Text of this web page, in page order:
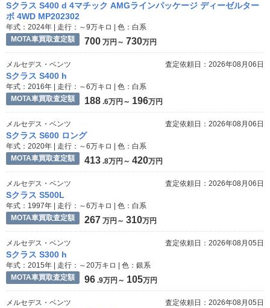
Sクラス S400 d 4マチック AMGラインパッケージ ディーゼルター
ボ 4WD MP202302
年式：2024年 | 走行：～9万キロ | 色：白系
MOTA車買取査定額
700 万円～ 730万円
メルセデス・ベンツ 査定依頼日：2026年08月06日
Sクラス S400 h
年式：2016年 | 走行：～6万キロ | 色：白系
MOTA車買取査定額
188 .6万円～ 196万円
メルセデス・ベンツ 査定依頼日：2026年08月06日
Sクラス S600 ロング
年式：2020年 | 走行：～6万キロ | 色：白系
MOTA車買取査定額
413 .8万円～ 420万円
メルセデス・ベンツ 査定依頼日：2026年08月06日
Sクラス S500L
年式：1997年 | 走行：～6万キロ | 色：白系
MOTA車買取査定額
267 万円～ 310万円
メルセデス・ベンツ 査定依頼日：2026年08月05日
Sクラス S300 h
年式：2015年 | 走行：～20万キロ | 色：銀系
MOTA車買取査定額
96 .9万円～ 105万円
メルセデス・ベンツ 査定依頼日：2026年08月05日